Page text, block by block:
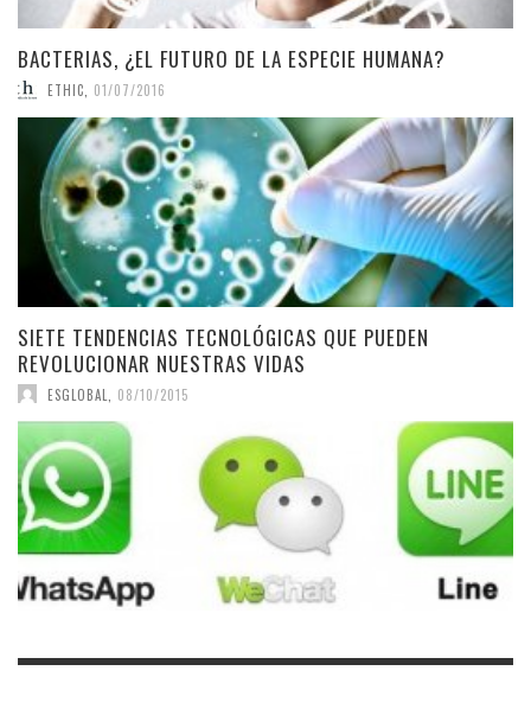
BACTERIAS, ¿EL FUTURO DE LA ESPECIE HUMANA?
ETHIC 01/07/2016
SIETE TENDENCIAS TECNOLÓGICAS QUE PUEDEN
REVOLUCIONAR NUESTRAS VIDAS
ESGLOBAL 08/10/2015